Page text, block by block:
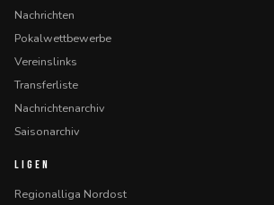
Nachrichten
Pokalwettbewerbe
Vereinslinks
Transferliste
Nachrichtenarchiv
Saisonarchiv
LIGEN
Regionalliga Nordost